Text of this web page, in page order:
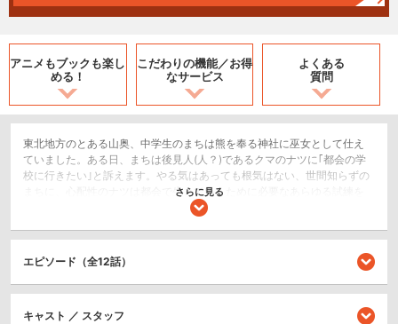
アニメもブックも楽し
める！
こだわりの機能／お得
なサービス
よくある
質問
東北地方のとある山奥、中学生のまちは熊を奉る神社に巫女として仕え
ていました。ある日、まちは後見人(人？)であるクマのナツに｢都会の学
校に行きたい｣と訴えます。やる気はあっても根気はない、世間知らずの
まちに、心配性のナツは都会で生きていくために必要なあらゆる試練を
ドラマ/青春
さらに見る
エピソード（全12話）
キャスト ／ スタッフ